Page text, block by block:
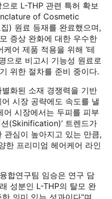
로 L-THP 관련 특허 확보
of Cosmetic
) 원료 등재를 완료했으며,
증상 완화에 대한 우수한
어 제품 적용을 위해 ‘테
으로 비고시 기능성 원료로
위한 절차를 준비 중이다.
화된 소재 경쟁력을 기반
시장 공략에도 속도를 낼
어 시장에서는 두피를 피부
(Skinification)’ 트렌드가
관심이 높아지고 있는 만큼,
한 프리미엄 헤어케어 라인
합연구팀 임승은 연구 담
성분인 L-THP의 탈모 완